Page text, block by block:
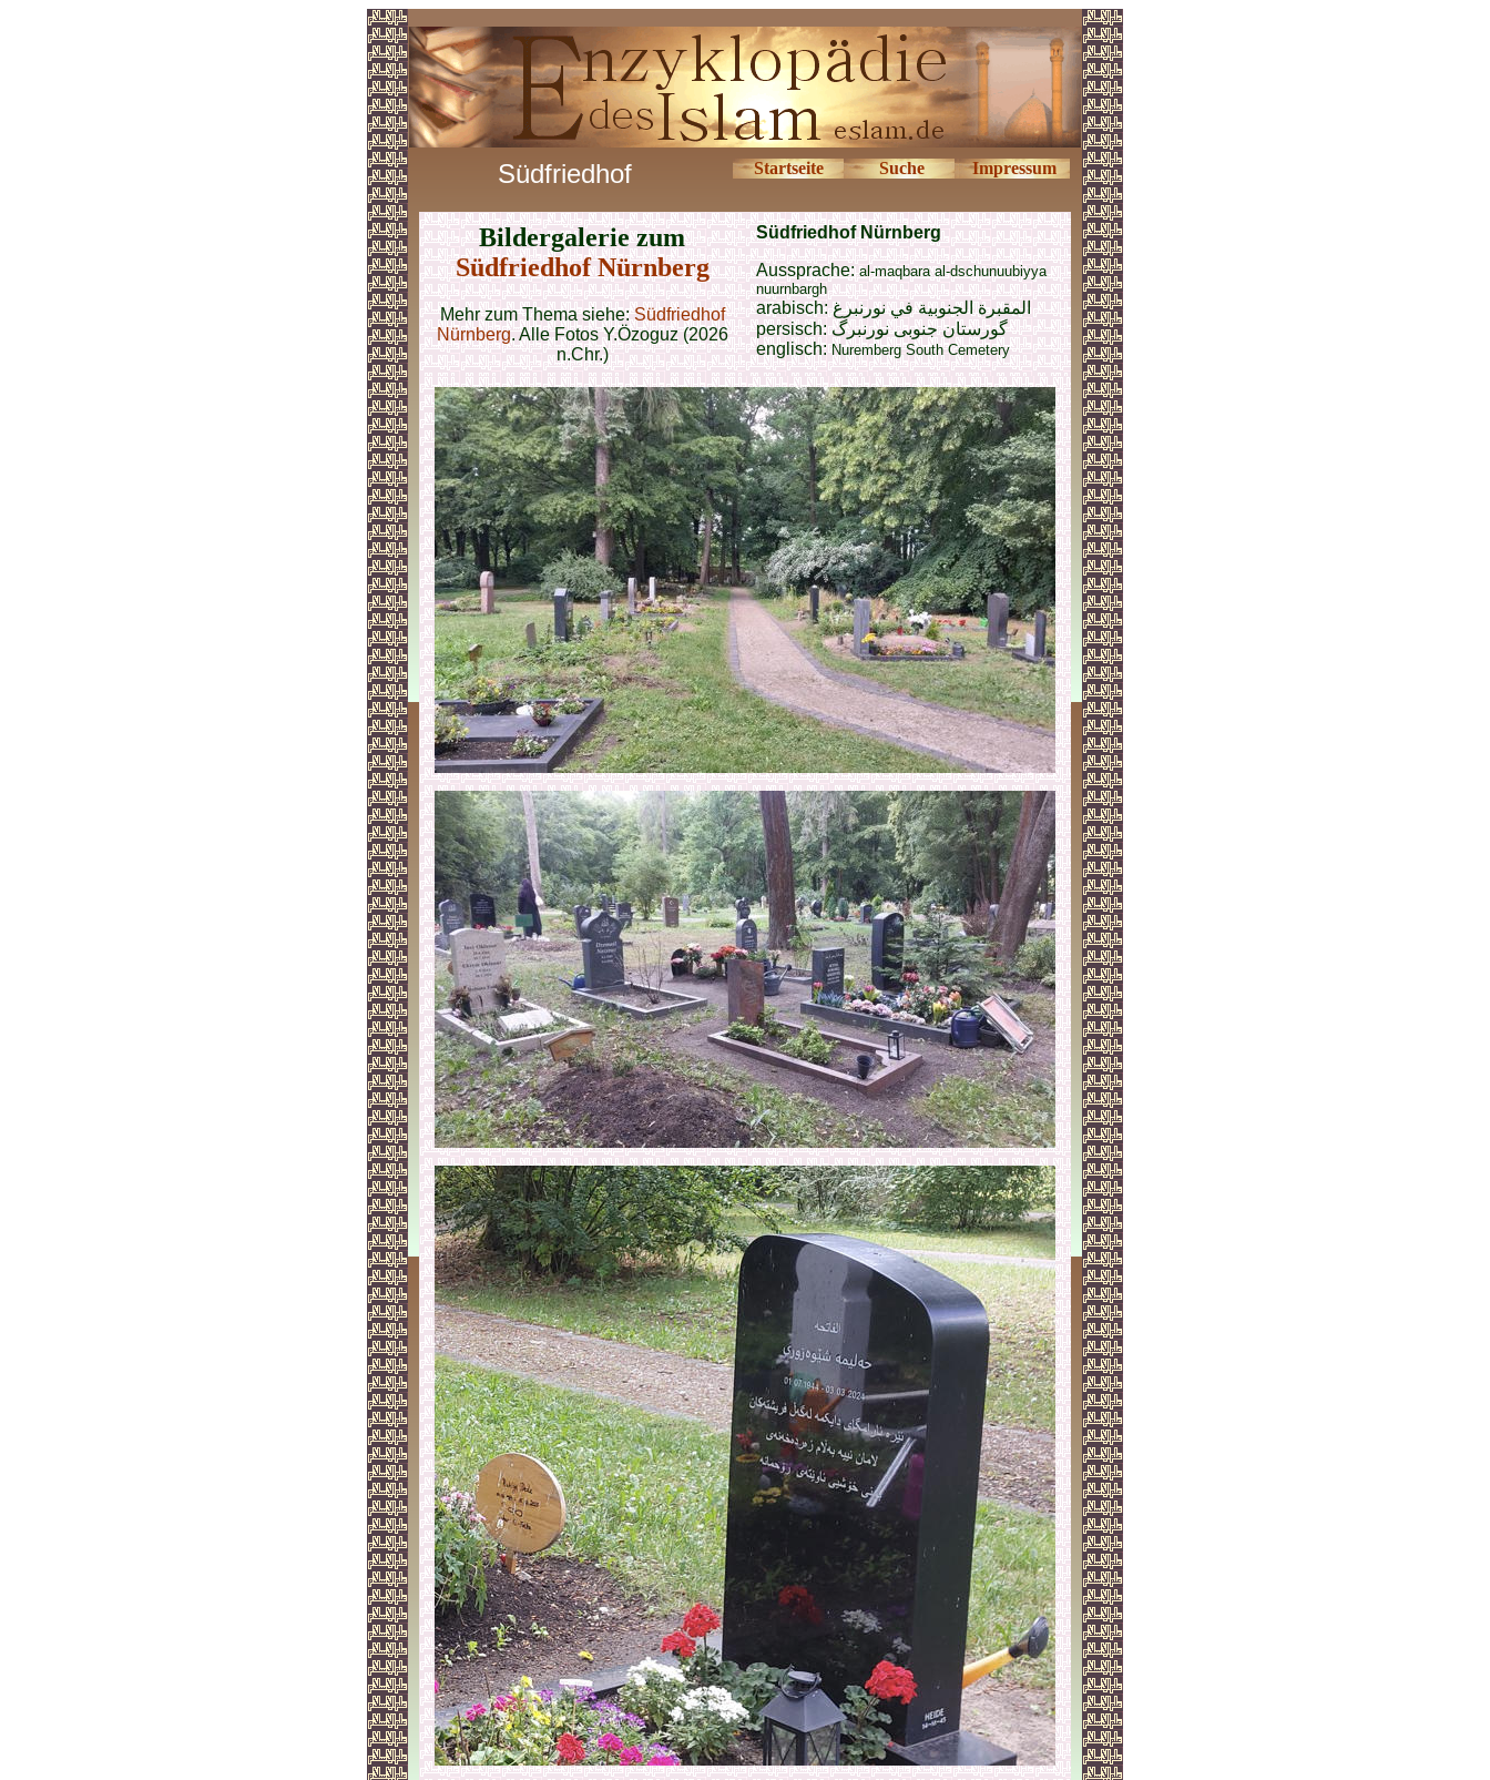
Südfriedhof Startseite Suche Impressum
Bildergalerie zum
Südfriedhof Nürnberg
Mehr zum Thema siehe:Südfriedhof
Nürnberg. Alle Fotos Y.Özoguz (2026
n.Chr.)
Südfriedhof Nürnberg
Aussprache:al-maqbara al-dschunuubiyya
nuurnbargh
arabisch:المقبرة الجنوبية في نورنبرغ
persisch:گورستان جنوبی نورنبرگ
englisch:Nuremberg South Cemetery